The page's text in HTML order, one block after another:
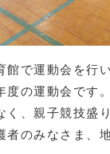
で運動会を行
度の運動会です
、親子競技盛
者のみなさま、